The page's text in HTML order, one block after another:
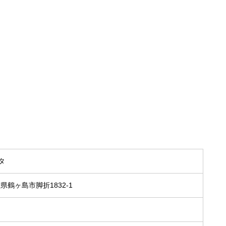
鶴ヶ島市脚折1832-1